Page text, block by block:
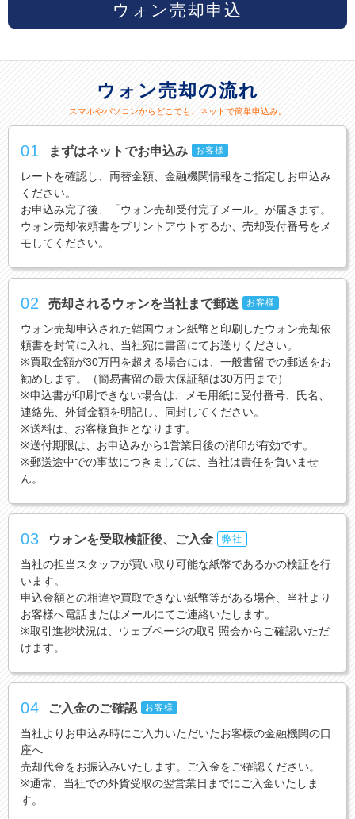
ウォン売却申込
ウォン売却の流れ
スマホやパソコンからどこでも、ネットで簡単申込み。
01 まずはネットでお申込み お客様
レートを確認し、両替金額、金融機関情報をご指定しお申込み
ください。
お申込み完了後、「ウォン売却受付完了メール」が届きます。
ウォン売却依頼書をプリントアウトするか、売却受付番号をメ
モしてください。
02 売却されるウォンを当社まで郵送 お客様
ウォン売却申込された韓国ウォン紙幣と印刷したウォン売却依
頼書を封筒に入れ、当社宛に書留にてお送りください。
※買取金額が30万円を超える場合には、一般書留での郵送をお
勧めします。（簡易書留の最大保証額は30万円まで）
※申込書が印刷できない場合は、メモ用紙に受付番号、氏名、
連絡先、外貨金額を明記し、同封してください。
※送料は、お客様負担となります。
※送付期限は、お申込みから1営業日後の消印が有効です。
※郵送途中での事故につきましては、当社は責任を負いませ
ん。
03 ウォンを受取検証後、ご入金 弊社
当社の担当スタッフが買い取り可能な紙幣であるかの検証を行
います。
申込金額との相違や買取できない紙幣等がある場合、当社より
お客様へ電話またはメールにてご連絡いたします。
※取引進捗状況は、ウェブページの取引照会からご確認いただ
けます。
04 ご入金のご確認 お客様
当社よりお申込み時にご入力いただいたお客様の金融機関の口
座へ
売却代金をお振込みいたします。ご入金をご確認ください。
※通常、当社での外貨受取の翌営業日までにご入金いたしま
す。